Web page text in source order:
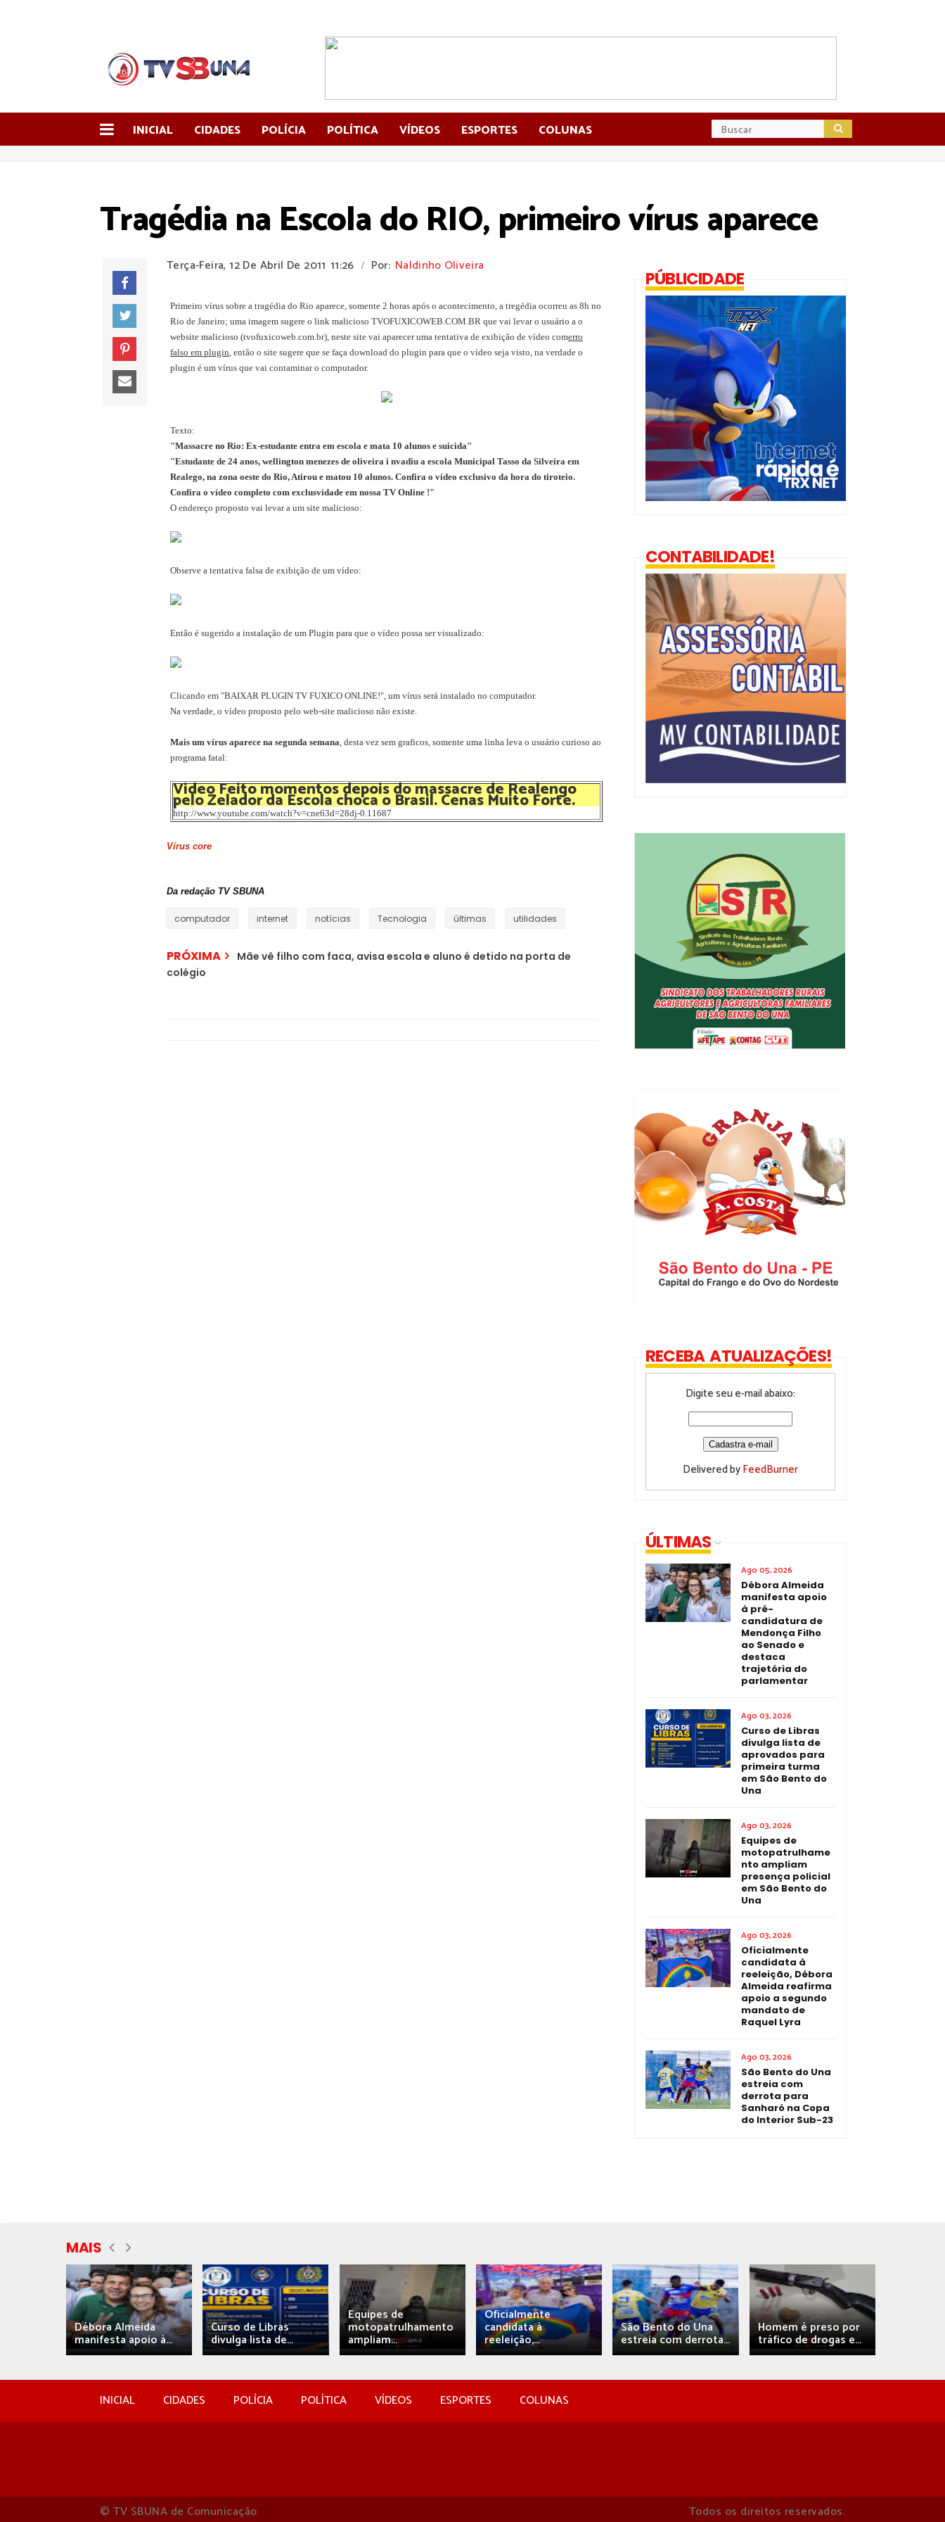
INICIAL CIDADES POLÍCIA POLÍTICA VÍDEOS ESPORTES COLUNAS
Tragédia na Escola do RIO, primeiro vírus aparece
Terça-Feira, 12 De Abril De 2011 11:26 / Por: Naldinho Oliveira
Primeiro vírus sobre a tragédia do Rio aparece, somente 2 horas após o acontecimento, a tregédia ocorreu as 8h no
Rio de Janeiro; uma imagem sugere o link malicioso TVOFUXICOWEB.COM.BR que vai levar o usuário a o
website malicioso (tvofuxicoweb.com.br), neste site vai aparecer uma tentativa de exibição de vídeo comerro
falso em plugin, então o site sugere que se faça download do plugin para que o vídeo seja visto, na verdade o
plugin é um vírus que vai contaminar o computador.
Texto:
"Massacre no Rio: Ex-estudante entra em escola e mata 10 alunos e suicida"
"Estudante de 24 anos, wellington menezes de oliveira i nvadiu a escola Municipal Tasso da Silveira em
Realego, na zona oeste do Rio, Atirou e matou 10 alunos. Confira o vídeo exclusivo da hora do tiroteio.
Confira o vídeo completo com exclusvidade em nossa TV Online !"
O endereço proposto vai levar a um site malicioso:
Observe a tentativa falsa de exibição de um vídeo:
Então é sugerido a instalação de um Plugin para que o vídeo possa ser visualizado:
Clicando em "BAIXAR PLUGIN TV FUXICO ONLINE!", um vírus será instalado no computador.
Na verdade, o vídeo proposto pelo web-site malicioso não existe.
Mais um vírus aparece na segunda semana, desta vez sem graficos, somente uma linha leva o usuário curioso ao
programa fatal:
Video Feito momentos depois do massacre de Realengo
http://www.youtube.com/watch?v=cne63d=28dj-0.11687
Vírus core
Da redação TV SBUNA
computador internet notícias Tecnologia últimas utilidades
PRÓXIMA
Mãe vê filho com faca, avisa escola e aluno é detido na porta de
colégio
PÚBLICIDADE
CONTABILIDADE!
RECEBA ATUALIZAÇÕES!
Digite seu e-mail abaixo:
Delivered byFeedBurner
ÚLTIMAS
Ago 05, 2026
Débora Almeida
manifesta apoio
à pré-
candidatura de
Mendonça Filho
ao Senado e
destaca
trajetória do
parlamentar
Ago 03, 2026
Curso de Libras
divulga lista de
aprovados para
primeira turma
em São Bento do
Una
Ago 03, 2026
Equipes de
motopatrulhame
nto ampliam
presença policial
em São Bento do
Una
Ago 03, 2026
Oficialmente
candidata à
reeleição, Débora
Almeida reafirma
apoio a segundo
mandato de
Raquel Lyra
Ago 03, 2026
São Bento do Una
estreia com
derrota para
Sanharó na Copa
do Interior Sub-23
MAIS
Débora Almeida
manifesta apoio à...
Curso de Libras
divulga lista de...
Equipes de
motopatrulhamento
ampliam...
Oficialmente
candidata à
reeleição,...
São Bento do Una
estreia com derrota...
Homem é preso por
tráfico de drogas e...
INICIAL CIDADES POLÍCIA POLÍTICA VÍDEOS ESPORTES COLUNAS
© TV SBUNA de Comunicação Todos os direitos reservados.